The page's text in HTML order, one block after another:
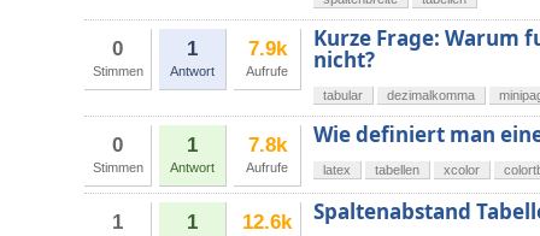
0
Stimmen
1
Antwort
7.9k
Aufrufe
Kurze Frage:
nicht?
tabular dezimalkomma
0
Stimmen
1
Antwort
7.8k
Aufrufe
Wie definiert man
latex tabellen xcolor
1 1 12.6k Spaltenabstand